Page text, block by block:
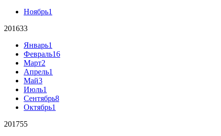
Ноябрь1
201633
Январь1
Февраль16
Март2
Апрель1
Май3
Июль1
Сентябрь8
Октябрь1
201755